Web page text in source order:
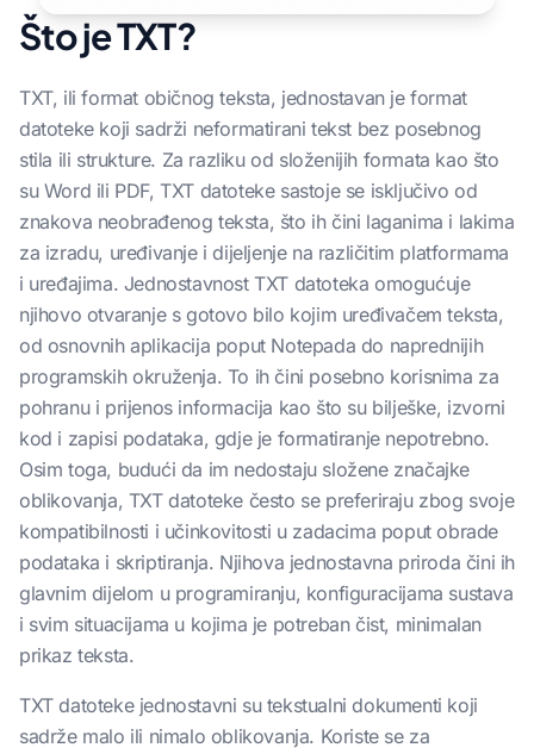
Što je TXT?
TXT, ili format običnog teksta, jednostavan je format
datoteke koji sadrži neformatirani tekst bez posebnog
stila ili strukture. Za razliku od složenijih formata kao što
su Word ili PDF, TXT datoteke sastoje se isključivo od
znakova neobrađenog teksta, što ih čini laganima i lakima
za izradu, uređivanje i dijeljenje na različitim platformama
i uređajima. Jednostavnost TXT datoteka omogućuje
njihovo otvaranje s gotovo bilo kojim uređivačem teksta,
od osnovnih aplikacija poput Notepada do naprednijih
programskih okruženja. To ih čini posebno korisnima za
pohranu i prijenos informacija kao što su bilješke, izvorni
kod i zapisi podataka, gdje je formatiranje nepotrebno.
Osim toga, budući da im nedostaju složene značajke
oblikovanja, TXT datoteke često se preferiraju zbog svoje
kompatibilnosti i učinkovitosti u zadacima poput obrade
podataka i skriptiranja. Njihova jednostavna priroda čini ih
glavnim dijelom u programiranju, konfiguracijama sustava
i svim situacijama u kojima je potreban čist, minimalan
prikaz teksta.
TXT datoteke jednostavni su tekstualni dokumenti koji
sadrže malo ili nimalo oblikovanja. Koriste se za